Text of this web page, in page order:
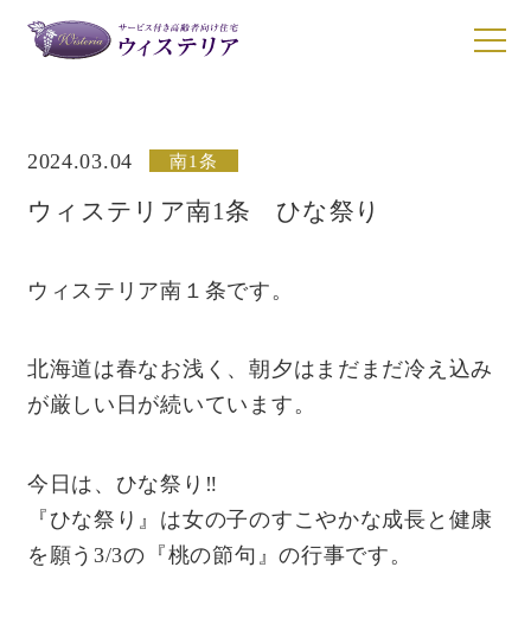
施設一覧
施設一覧
ウィステリア清田
ウィステリア小樽稲穂
お食事について
ご入居について
動画ギャラリー
2024.03.04 南1条
ウィステリア南1条 ひな祭り
ウィステリア南１条です。
北海道は春なお浅く、朝夕はまだまだ冷え込み
が厳しい日が続いています。
今日は、ひな祭り‼
『ひな祭り』は女の子のすこやかな成長と健康
を願う3/3の『桃の節句』の行事です。